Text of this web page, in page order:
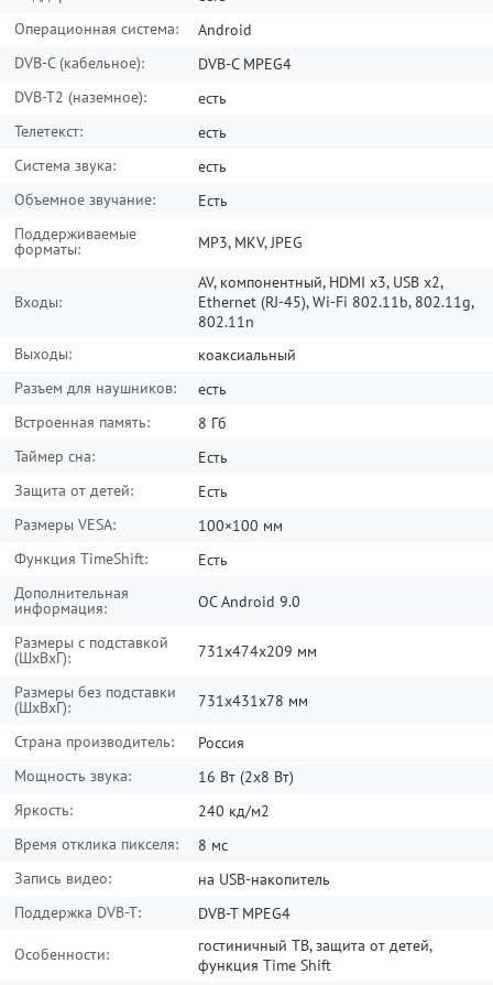
Операционная система:
Android
DVB-C (кабельное):
DVB-C MPEG4
DVB-T2 (наземное):
есть
Телетекст:
есть
Система звука:
есть
Объемное звучание:
Есть
Поддерживаемые
форматы: MP3, MKV, JPEG
Входы:
AV, компонентный, HDMI x3, USB x2,
Ethernet (RJ-45), Wi-Fi 802.11b, 802.11g,
802.11n
Выходы:
коаксиальный
Разъем для наушников:
есть
Встроенная память:
8 Гб
Таймер сна:
Есть
Защита от детей:
Есть
Размеры VESA:
100×100 мм
Функция TimeShift:
Есть
Дополнительная
информация: ОС Android 9.0
Размеры с подставкой
(ШxВxГ): 731x474x209 мм
Размеры без подставки
(ШxВxГ): 731x431x78 мм
Страна производитель:
Россия
Мощность звука:
16 Вт (2x8 Вт)
Яркость:
240 кд/м2
Время отклика пикселя:
8 мс
Запись видео:
на USB-накопитель
Поддержка DVB-T:
DVB-T MPEG4
Особенности:
гостиничный ТВ, защита от детей,
функция Time Shift